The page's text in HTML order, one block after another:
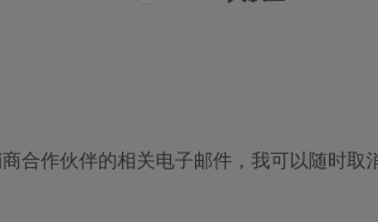
合作伙伴的相关电子邮件，我可以随时取